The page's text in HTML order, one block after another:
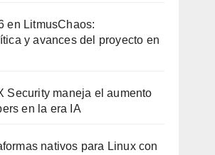
en LitmusChaos:
y avances del proyecto en
Security maneja el aumento
en la era IA
nativos para Linux con